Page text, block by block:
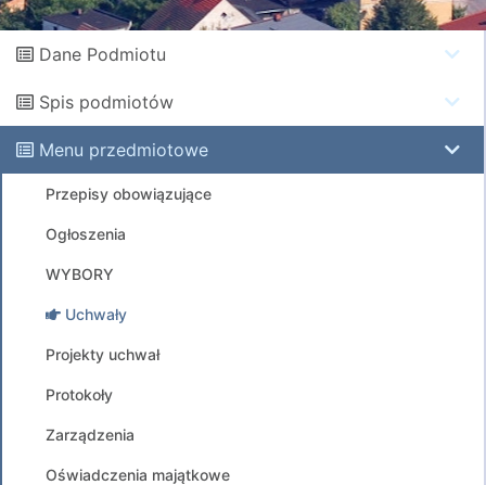
Dane Podmiotu
Spis podmiotów
Menu przedmiotowe
Przepisy obowiązujące
Ogłoszenia
WYBORY
Uchwały
Projekty uchwał
Protokoły
Zarządzenia
Oświadczenia majątkowe